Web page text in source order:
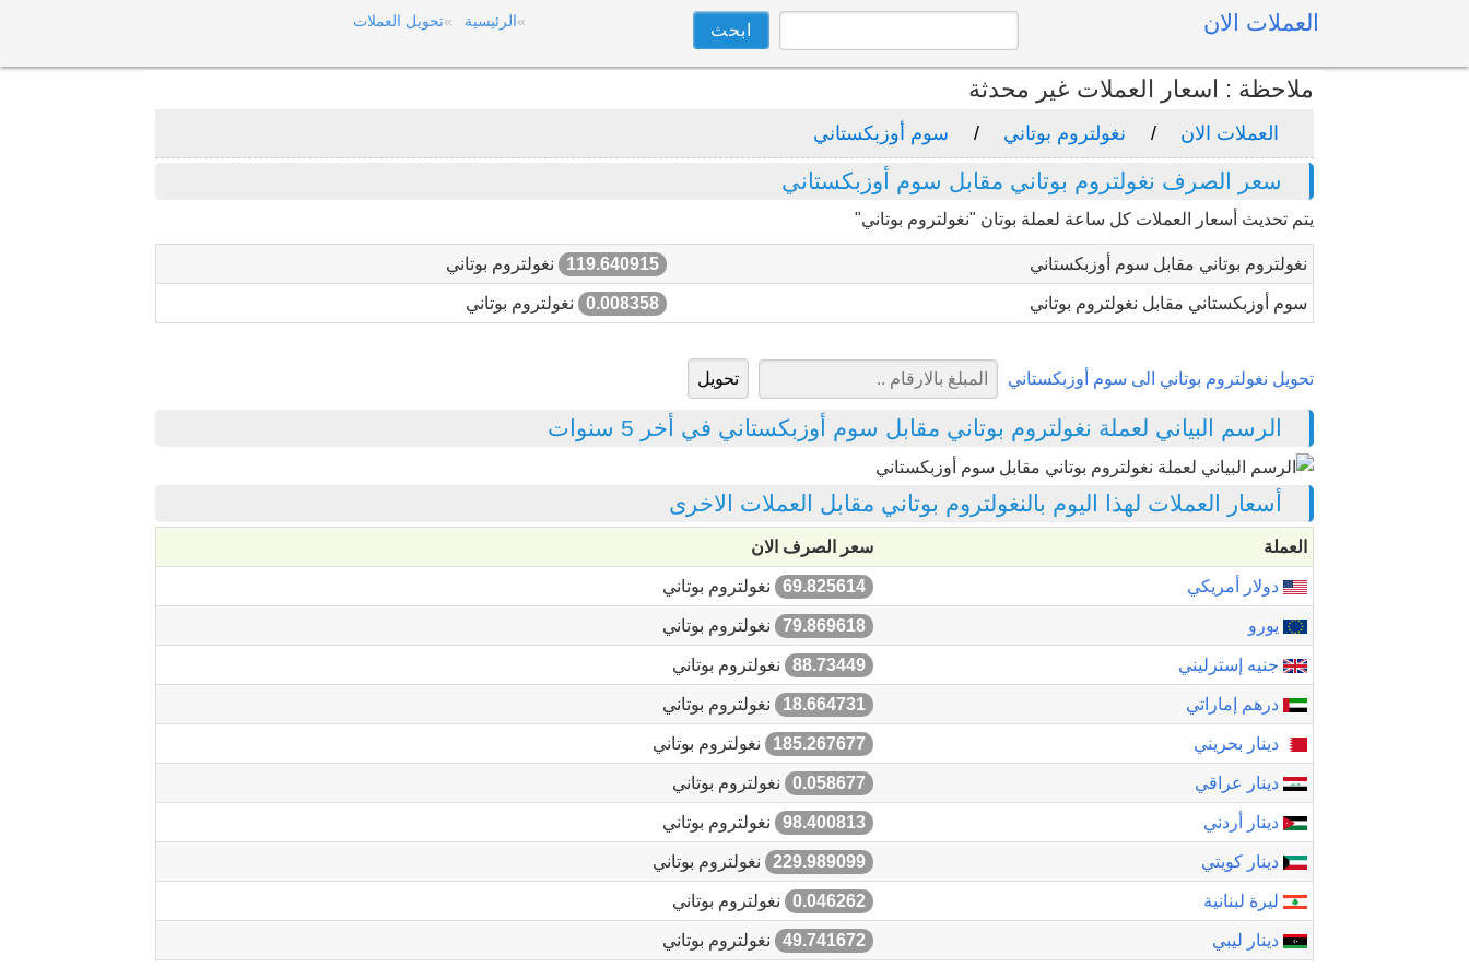
العملات الان الرئيسية تحويل العملات
ملاحظة : اسعار العملات غير محدثة
العملات الان نغولتروم بوتاني سوم أوزبكستاني
سعر الصرف نغولتروم بوتاني مقابل سوم أوزبكستاني
يتم تحديث أسعار العملات كل ساعة لعملة بوتان "نغولتروم بوتاني"
نغولتروم بوتاني مقابل سوم أوزبكستاني 119.640915 نغولتروم بوتاني
سوم أوزبكستاني مقابل نغولتروم بوتاني 0.008358 نغولتروم بوتاني
تحويل نغولتروم بوتاني الى سوم أوزبكستاني
الرسم البياني لعملة نغولتروم بوتاني مقابل سوم أوزبكستاني في أخر 5 سنوات
أسعار العملات لهذا اليوم بالنغولتروم بوتاني مقابل العملات الاخرى
العملة سعر الصرف الان
دولار أمريكي 69.825614 نغولتروم بوتاني
يورو 79.869618 نغولتروم بوتاني
جنيه إسترليني 88.73449 نغولتروم بوتاني
درهم إماراتي 18.664731 نغولتروم بوتاني
دينار بحريني 185.267677 نغولتروم بوتاني
دينار عراقي 0.058677 نغولتروم بوتاني
دينار أردني 98.400813 نغولتروم بوتاني
دينار كويتي 229.989099 نغولتروم بوتاني
ليرة لبنانية 0.046262 نغولتروم بوتاني
دينار ليبي 49.741672 نغولتروم بوتاني